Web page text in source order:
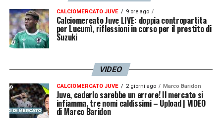
CALCIOMERCATO JUVE 9 ore ago
Calciomercato Juve LIVE: doppia contropartita
per Lucumì, riflessioni in corso per il prestito di
Suzuki
VIDEO
CALCIOMERCATO JUVE 2 giorni ago Marco Baridon
Juve, cederlo sarebbe un errore! Il mercato si
infiamma, tre nomi caldissimi – Upload | VIDEO
di Marco Baridon